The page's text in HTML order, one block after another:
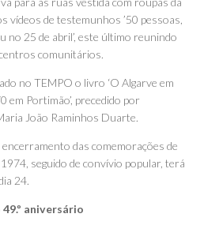
vídeos de testemunhos ’50 pessoas,
no 25 de abril’, este último reunindo
comunitários.
no TEMPO o livro ‘O Algarve em
Portimão’, precedido por
João Raminhos Duarte.
das comemorações de
seguido de convívio popular, terá
24.
aniversário